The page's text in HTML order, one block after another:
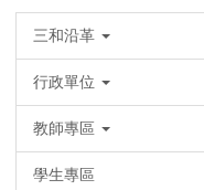
三和沿革
行政單位
教師專區
學生專區